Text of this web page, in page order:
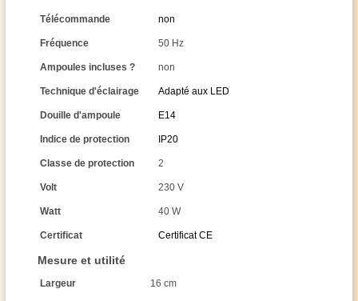
Télécommande non
Fréquence 50 Hz
Ampoules incluses ? non
Technique d'éclairage Adapté aux LED
Douille d'ampoule E14
Indice de protection IP20
Classe de protection 2
Volt 230 V
Watt 40 W
Certificat Certificat CE
Mesure et utilité
Largeur 16 cm